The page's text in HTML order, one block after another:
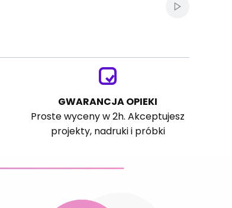
Włącz
GWARANCJA OPIEKI
Proste wyceny w 2h. Akceptujesz
projekty, nadruki i próbki